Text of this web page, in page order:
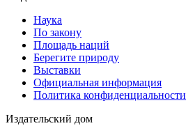
Наука
По закону
Площадь наций
Берегите природу
Выставки
Официальная информация
Политика конфиденциальности
Издательский дом